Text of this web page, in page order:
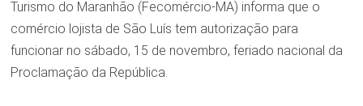
Turismo do Maranhão (Fecomércio-MA) informa que o
comércio lojista de São Luís tem autorização para
funcionar no sábado, 15 de novembro, feriado nacional da
Proclamação da República.